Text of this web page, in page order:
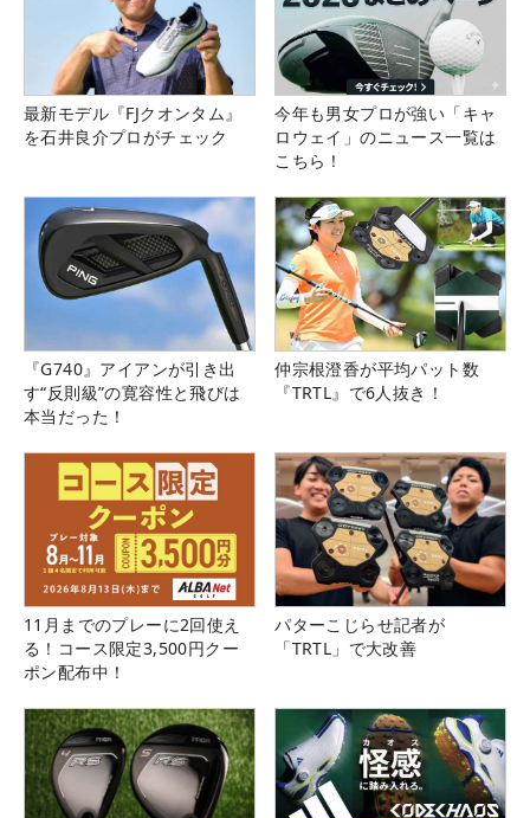
最新モデル『FJクオンタム』
を石井良介プロがチェック
今年も男女プロが強い「キャ
ロウェイ」のニュース一覧は
こちら！
『G740』アイアンが引き出
す“反則級”の寛容性と飛びは
本当だった！
仲宗根澄香が平均パット数
『TRTL』で6人抜き！
11月までのプレーに2回使え
る！コース限定3,500円クー
ポン配布中！
パターこじらせ記者が
「TRTL」で大改善